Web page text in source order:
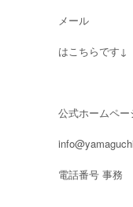
メール
はこちらです↓
公式ホームペー
電話番号 事務